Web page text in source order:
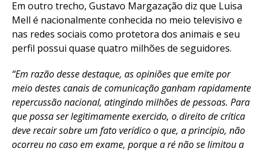
Em outro trecho, Gustavo Margazação diz que Luisa
Mell é nacionalmente conhecida no meio televisivo e
nas redes sociais como protetora dos animais e seu
perfil possui quase quatro milhões de seguidores.
“Em razão desse destaque, as opiniões que emite por
meio destes canais de comunicação ganham rapidamente
repercussão nacional, atingindo milhões de pessoas. Para
que possa ser legitimamente exercido, o direito de crítica
deve recair sobre um fato verídico o que, a princípio, não
ocorreu no caso em exame, porque a ré não se limitou a